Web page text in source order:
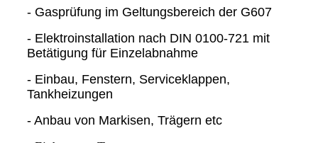
- Gasprüfung im Geltungsbereich der G607
- Elektroinstallation nach DIN 0100-721 mit
Betätigung für Einzelabnahme
- Einbau, Fenstern, Serviceklappen,
Tankheizungen
- Anbau von Markisen, Trägern etc